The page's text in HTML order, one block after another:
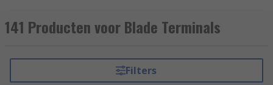
On one side of the terminalsis a metal cradle
are inserted. On the other side is a Y-shaped
connection that's attached to a power source. The
141 Producten voor Blade Terminals
Filters